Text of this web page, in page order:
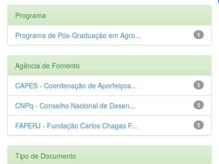
Programa
1
Programa de Pós-Graduação em Agro...
Agência de Fomento
1
CAPES - Coordenação de Aperfeiçoa...
1
CNPq - Conselho Nacional de Desen...
1
FAPERJ - Fundação Carlos Chagas F...
Tipo de Documento